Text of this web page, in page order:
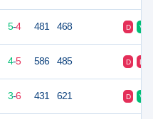
5-4 481 468 D V
4-5 586 485 D D
3-6 431 621 D V